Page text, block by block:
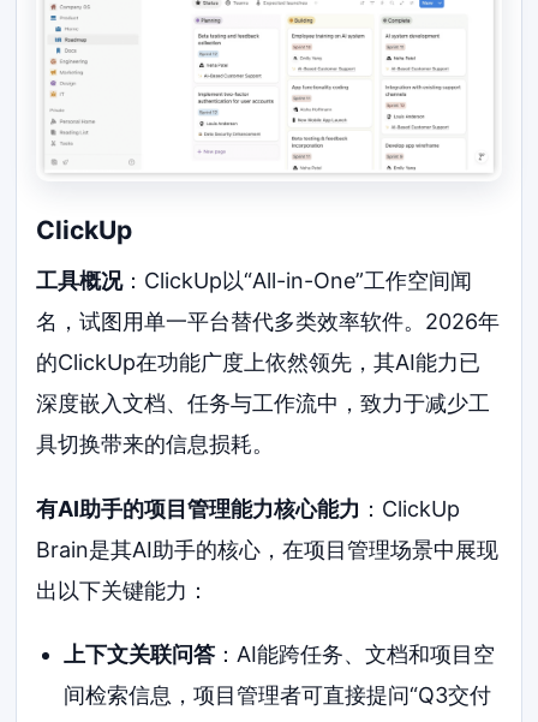
ClickUp
工具概况：ClickUp以“All-in-One”工作空间闻
名，试图用单一平台替代多类效率软件。2026年
的ClickUp在功能广度上依然领先，其AI能力已
深度嵌入文档、任务与工作流中，致力于减少工
具切换带来的信息损耗。
有AI助手的项目管理能力核心能力 ：ClickUp
Brain是其AI助手的核心，在项目管理场景中展现
出以下关键能力：
上下文关联问答：AI能跨任务、文档和项目空
间检索信息，项目管理者可直接提问“Q3交付